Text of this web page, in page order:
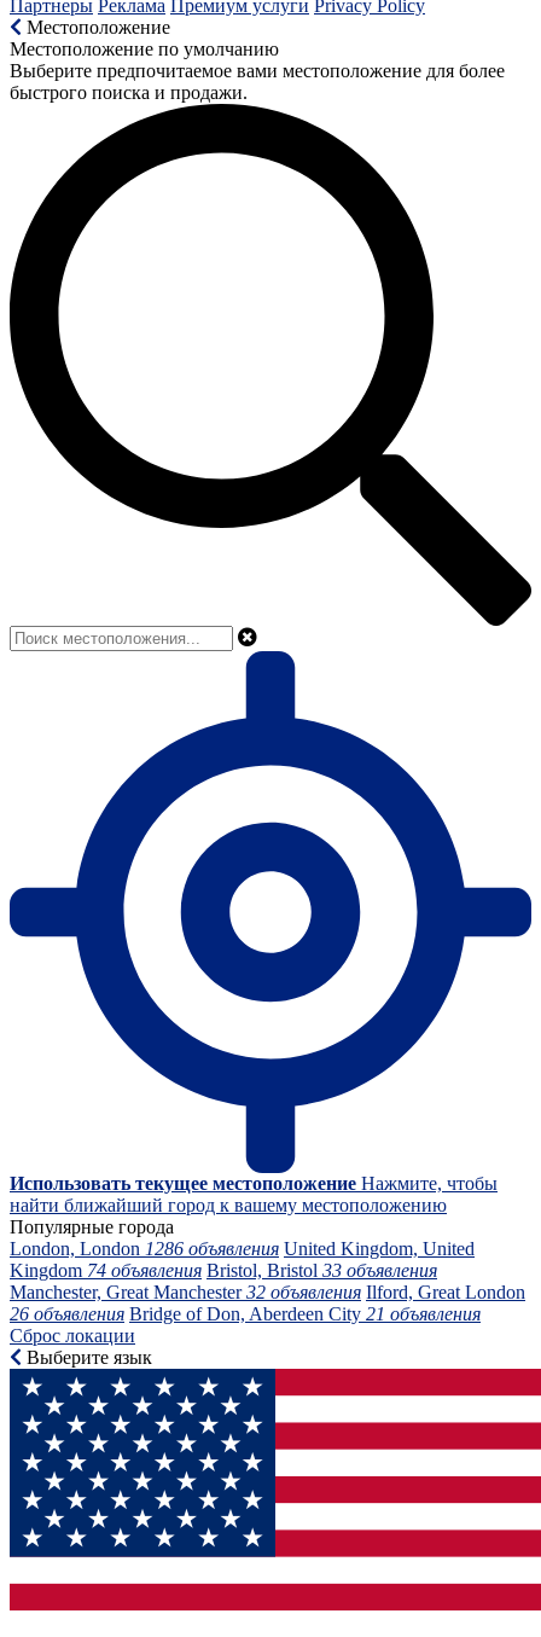
Партнеры Реклама Премиум услуги Privacy Policy
Местоположение
Местоположение по умолчанию
Выберите предпочитаемое вами местоположение для более
быстрого поиска и продажи.
Использовать текущее местоположение Нажмите, чтобы
найти ближайший город к вашему местоположению
Популярные города
London, London 1286 объявления United Kingdom, United
Kingdom 74 объявления Bristol, Bristol 33 объявления
Manchester, Great Manchester32 объявления Ilford, Great London
26 объявления Bridge of Don, Aberdeen City 21 объявления
Сброс локации
Выберите язык